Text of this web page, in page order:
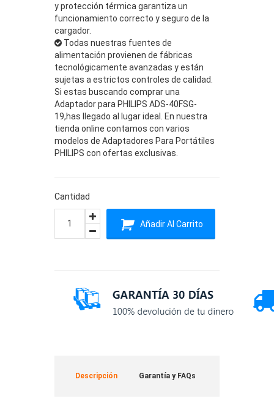
y protección térmica garantiza un
funcionamiento correcto y seguro de la
cargador.
Todas nuestras fuentes de
alimentación provienen de fábricas
tecnológicamente avanzadas y están
sujetas a estrictos controles de calidad.
Si estas buscando comprar una
Adaptador para PHILIPS ADS-40FSG-
19,has llegado al lugar ideal. En nuestra
tienda online contamos con varios
modelos de Adaptadores Para Portátiles
PHILIPS con ofertas exclusivas.
Cantidad
Añadir Al Carrito
Descripción Garantía y FAQs